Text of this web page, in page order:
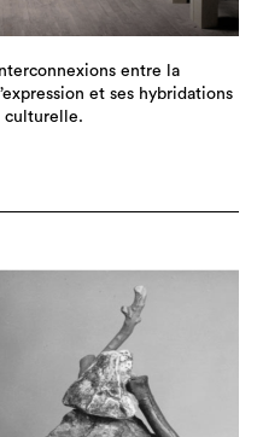
entre la
et ses hybridations
culturelle.